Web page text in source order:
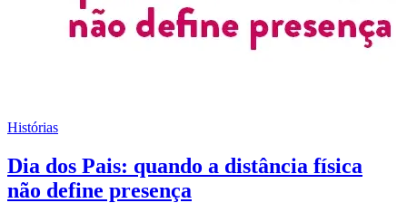
Histórias
Dia dos Pais: quando a distância física
não define presença